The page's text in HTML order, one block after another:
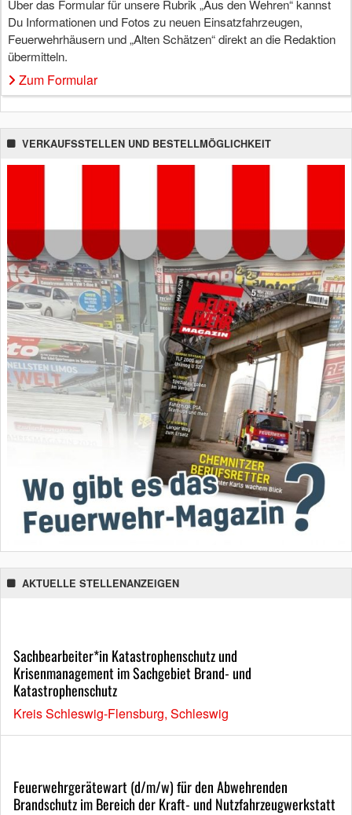
Über das Formular für unsere Rubrik „Aus den Wehren“ kannst
Du Informationen und Fotos zu neuen Einsatzfahrzeugen,
Feuerwehrhäusern und „Alten Schätzen“ direkt an die Redaktion
übermitteln.
Zum Formular
VERKAUFSSTELLEN UND BESTELLMÖGLICHKEIT
AKTUELLE STELLENANZEIGEN
Sachbearbeiter*in Katastrophenschutz und
Krisenmanagement im Sachgebiet Brand- und
Katastrophenschutz
Kreis Schleswig-Flensburg, Schleswig
Feuerwehrgerätewart (d/m/w) für den Abwehrenden
Brandschutz im Bereich der Kraft- und Nutzfahrzeugwerkstatt